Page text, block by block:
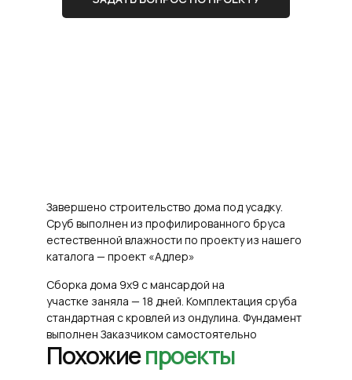
Завершено строительство дома под усадку.
Сруб выполнен из профилированного бруса
естественной влажности по проекту из нашего
каталога — проект «Адлер»
Сборка дома 9х9 с мансардой на
участке заняла — 18 дней. Комплектация сруба
стандартная с кровлей из ондулина. Фундамент
выполнен Заказчиком самостоятельно
Похожиепроекты